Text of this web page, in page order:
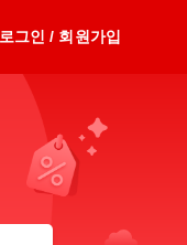
로그인 / 회원가입